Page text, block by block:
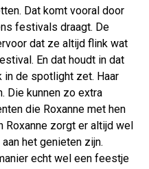
Dat komt vooral door
festivals draagt. De
dat ze altijd flink wat
En dat houdt in dat
in de spotlight zet. Haar
Die kunnen zo extra
die Roxanne met hen
Roxanne zorgt er altijd wel
het genieten zijn.
echt wel een feestje